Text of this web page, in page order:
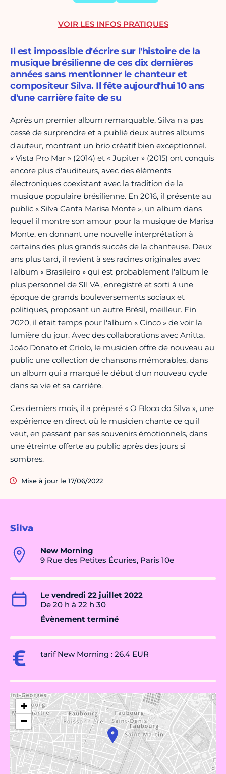
Silva
New Morning
9 Rue des Petites Écuries, Paris 10e
Le vendredi 22 juillet 2022
De 20 h à 22 h 30
Évènement terminé
tarif New Morning : 26.4 EUR
+
−
Il est impossible d'écrire sur l'histoire de la
musique brésilienne de ces dix dernières
années sans mentionner le chanteur et
compositeur Silva. Il fête aujourd'hui 10 ans
d'une carrière faite de su
Après un premier album remarquable, Silva n'a pas
cessé de surprendre et a publié deux autres albums
d'auteur, montrant un brio créatif bien exceptionnel.
« Vista Pro Mar » (2014) et « Jupiter » (2015) ont conquis
encore plus d'auditeurs, avec des éléments
électroniques coexistant avec la tradition de la
musique populaire brésilienne. En 2016, il présente au
public « Silva Canta Marisa Monte », un album dans
lequel il montre son amour pour la musique de Marisa
Monte, en donnant une nouvelle interprétation à
certains des plus grands succès de la chanteuse. Deux
ans plus tard, il revient à ses racines originales avec
l'album « Brasileiro » qui est probablement l'album le
plus personnel de SILVA, enregistré et sorti à une
époque de grands bouleversements sociaux et
politiques, proposant un autre Brésil, meilleur. Fin
2020, il était temps pour l'album « Cinco » de voir la
lumière du jour. Avec des collaborations avec Anitta,
João Donato et Criolo, le musicien offre de nouveau au
public une collection de chansons mémorables, dans
un album qui a marqué le début d'un nouveau cycle
dans sa vie et sa carrière.
Ces derniers mois, il a préparé « O Bloco do Silva », une
expérience en direct où le musicien chante ce qu'il
veut, en passant par ses souvenirs émotionnels, dans
une étreinte offerte au public après des jours si
sombres.
Mise à jour le 17/06/2022
VOIR LES INFOS PRATIQUES